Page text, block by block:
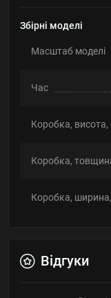
Збірні моделі
Масштаб моделі
Час
Коробка, висота,
Коробка,
Коробка,
Відгуки